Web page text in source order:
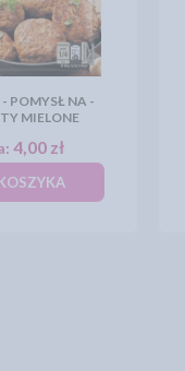
POMYSŁ NA -
MIELONE
4,00 zł